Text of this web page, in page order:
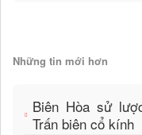
Những tin mới hơn
Biên Hòa sử
Trấn biên cổ kính